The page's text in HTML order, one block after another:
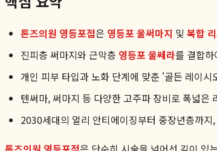
톤즈의원 영등포점은 영등포 울써마지 및 복합
진피층 써마지와 근막층 영등포 울쎄라를 결합
개인 피부 타입과 노화 단계에 맞춘 '골든 레이
텐써마, 써마지 등 다양한 고주파 장비로 폭넓은
2030세대의 얼리 안티에이징부터 중장년층까